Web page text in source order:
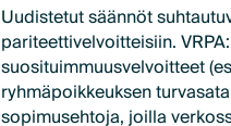
Uudistetut säännöt
pariteettivelvoitteisiin.
suosituimmuusvelvoitteet
ryhmäpoikkeuksen
sopimusehtoja, joilla